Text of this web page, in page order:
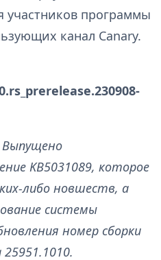
участников программы
канал Canary.
Выпущено
KB5031089, которое
либо новшеств, а
системы
номер сборки